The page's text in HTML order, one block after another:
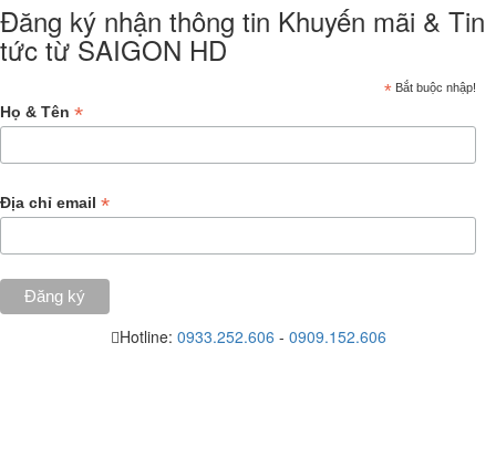
Đăng ký nhận thông tin Khuyến mãi & Tin
tức từ SAIGON HD
* Bắt buộc nhập!
Họ & Tên *
Địa chỉ email *
Hotline: 0933.252.606 - 0909.152.606